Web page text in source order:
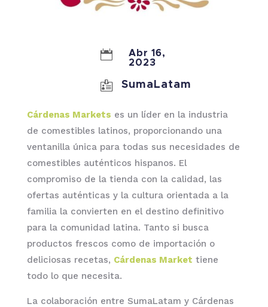

Abr 16,
2023
 SumaLatam
Cárdenas Markets es un líder en la industria
de comestibles latinos, proporcionando una
ventanilla única para todas sus necesidades de
comestibles auténticos hispanos. El
compromiso de la tienda con la calidad, las
ofertas auténticas y la cultura orientada a la
familia la convierten en el destino definitivo
para la comunidad latina. Tanto si busca
productos frescos como de importación o
deliciosas recetas, Cárdenas Market tiene
todo lo que necesita.
La colaboración entre SumaLatam y Cárdenas